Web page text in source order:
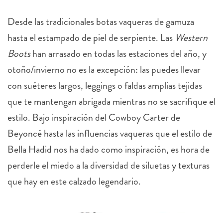
Desde las tradicionales botas vaqueras de gamuza
hasta el estampado de piel de serpiente. Las Western
Bootshan arrasado en todas las estaciones del año, y
otoño/invierno no es la excepción: las puedes llevar
con suéteres largos, leggings o faldas amplias tejidas
que te mantengan abrigada mientras no se sacrifique el
estilo. Bajo inspiración del Cowboy Carter de
Beyoncé hasta las influencias vaqueras que el estilo de
Bella Hadid nos ha dado como inspiración, es hora de
perderle el miedo a la diversidad de siluetas y texturas
que hay en este calzado legendario.